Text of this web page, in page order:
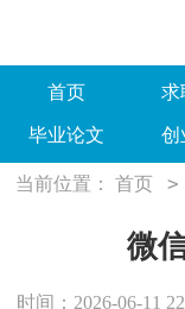
首页 求
毕业论文 创
当前位置： 首页 >
微
时间：2026-06-11